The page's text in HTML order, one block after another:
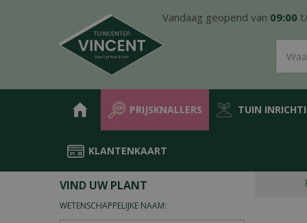
Home Plantengids
Vandaag geopend van 09:00
PRIJSKNALLERS TUIN
KLANTENKAART
VIND UW PLANT
WETENSCHAPPELIJKE NAAM: